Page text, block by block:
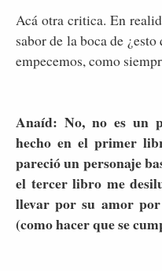
Acá otra critica. En
sabor de la boca de
empecemos, como
Anaíd: No, no es un
hecho en el primer
pareció un personaje
el tercer libro me
llevar por su amor
(como hacer que se